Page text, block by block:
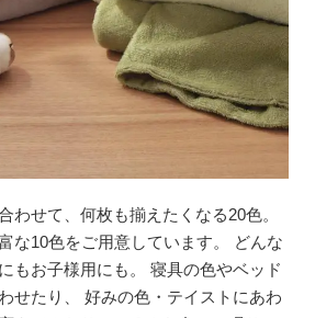
わせて、何枚も揃えたくなる20色。
な10色をご用意しています。 どんな
もお子様用にも。 寝具の色やベッド
せたり、 好みの色・テイストにあわ